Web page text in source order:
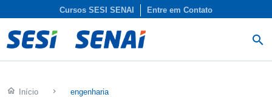
Cursos SESI SENAI Entre em Contato
search
home Início keyboard_arrow_right engenharia